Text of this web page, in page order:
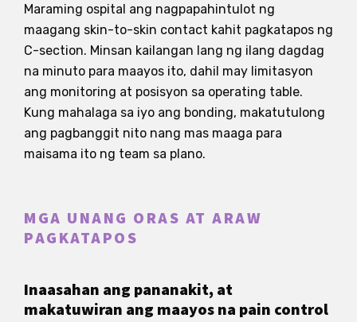
Maraming ospital ang nagpapahintulot ng
maagang skin-to-skin contact kahit pagkatapos ng
C-section. Minsan kailangan lang ng ilang dagdag
na minuto para maayos ito, dahil may limitasyon
ang monitoring at posisyon sa operating table.
Kung mahalaga sa iyo ang bonding, makatutulong
ang pagbanggit nito nang mas maaga para
maisama ito ng team sa plano.
MGA UNANG ORAS AT ARAW
PAGKATAPOS
Inaasahan ang pananakit, at
makatuwiran ang maayos na pain control